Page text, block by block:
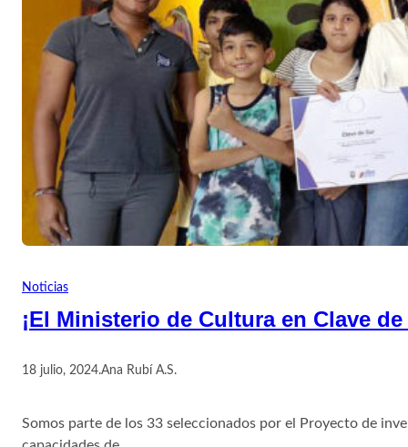
Noticias
¡El Ministerio de Cultura en Clave
18 julio, 2024.Ana Rubí A.S.
Somos parte de los 33 seleccionados por el Proyecto de